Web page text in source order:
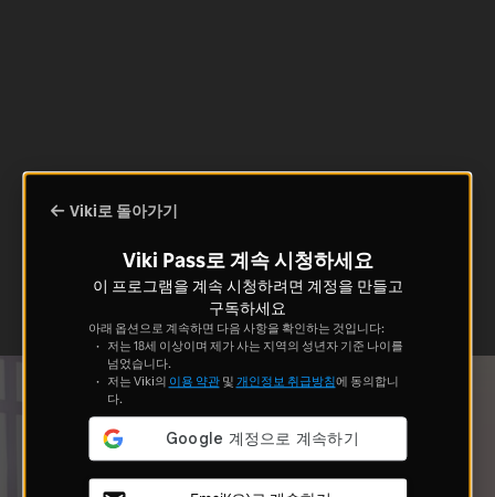
Viki로 돌아가기
Viki Pass로 계속 시청하세요
이 프로그램을 계속 시청하려면 계정을 만들고
구독하세요
아래 옵션으로 계속하면 다음 사항을 확인하는 것입니다:
저는 18세 이상이며 제가 사는 지역의 성년자 기준 나이를
넘었습니다.
저는 Viki의 이용 약관및 개인정보 취급방침에 동의합니
다.